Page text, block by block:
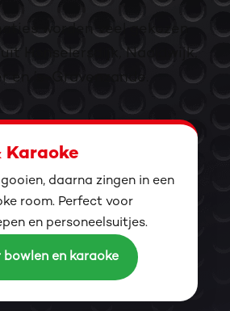
worden veel gekozen
uit Honselersdijk, Naaldwijk,
en ’s-Gravenzande.
Karaoke
daarna zingen in een
room. Perfect voor
en personeelsuitjes.
bowlen en karaoke